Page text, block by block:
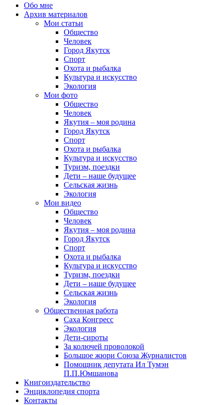
Обо мне
Архив материалов
Мои статьи
Общество
Человек
Город Якутск
Спорт
Охота и рыбалка
Культура и искусство
Экология
Мои фото
Общество
Человек
Якутия – моя родина
Город Якутск
Спорт
Охота и рыбалка
Культура и искусство
Туризм, поездки
Дети – наше будущее
Сельская жизнь
Экология
Мои видео
Общество
Человек
Якутия – моя родина
Город Якутск
Спорт
Охота и рыбалка
Культура и искусство
Туризм, поездки
Дети – наше будущее
Сельская жизнь
Экология
Общественная работа
Саха Конгресс
Экология
Дети-сироты
За колючей проволокой
Большое жюри Союза Журналистов
Помощник депутата Ил Тумэн
П.П.Юмшанова
Книгоиздательство
Энциклопедия спорта
Контакты